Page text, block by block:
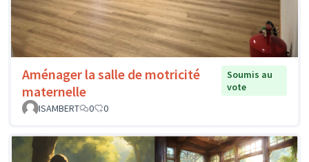
Aménager la salle de motricité
maternelle
Soumis au
vote
ISAMBERT
0 0